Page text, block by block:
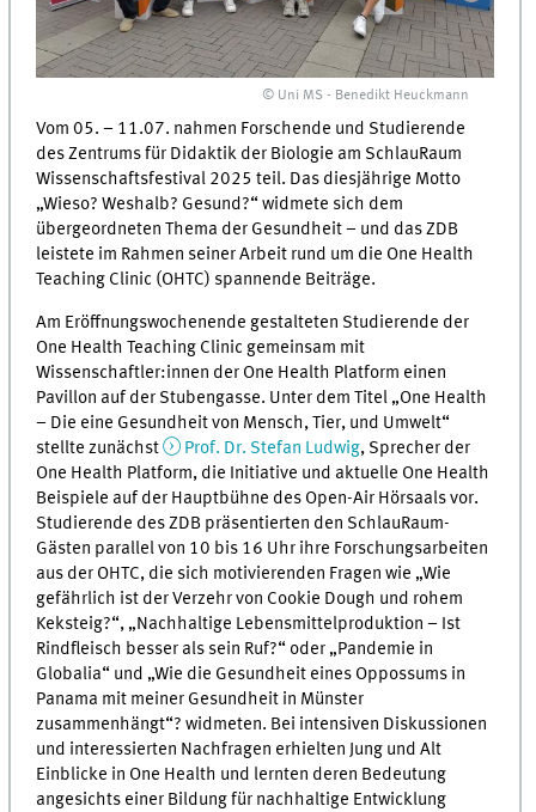
© Uni MS - Benedikt Heuckmann
Vom 05. – 11.07. nahmen Forschende und Studierende
des Zentrums für Didaktik der Biologie am SchlauRaum
Wissenschaftsfestival 2025 teil. Das diesjährige Motto
„Wieso? Weshalb? Gesund?“ widmete sich dem
übergeordneten Thema der Gesundheit – und das ZDB
leistete im Rahmen seiner Arbeit rund um die One Health
Teaching Clinic (OHTC) spannende Beiträge.
Am Eröffnungswochenende gestalteten Studierende der
One Health Teaching Clinic gemeinsam mit
Wissenschaftler:innen der One Health Platform einen
Pavillon auf der Stubengasse. Unter dem Titel „One Health
– Die eine Gesundheit von Mensch, Tier, und Umwelt“
stellte zunächst
Prof. Dr. Stefan Ludwig, Sprecher der
One Health Platform, die Initiative und aktuelle One Health
Beispiele auf der Hauptbühne des Open-Air Hörsaals vor.
Studierende des ZDB präsentierten den SchlauRaum-
Gästen parallel von 10 bis 16 Uhr ihre Forschungsarbeiten
aus der OHTC, die sich motivierenden Fragen wie „Wie
gefährlich ist der Verzehr von Cookie Dough und rohem
Keksteig?“, „Nachhaltige Lebensmittelproduktion – Ist
Rindfleisch besser als sein Ruf?“ oder „Pandemie in
Globalia“ und „Wie die Gesundheit eines Oppossums in
Panama mit meiner Gesundheit in Münster
zusammenhängt“? widmeten. Bei intensiven Diskussionen
und interessierten Nachfragen erhielten Jung und Alt
Einblicke in One Health und lernten deren Bedeutung
angesichts einer Bildung für nachhaltige Entwicklung